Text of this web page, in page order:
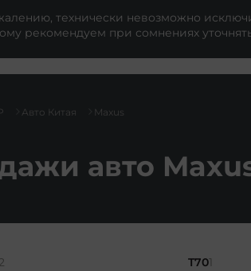
технически невозможно
рекомендуем при сомнениях
Авто Китая Maxus
авто
2 T701